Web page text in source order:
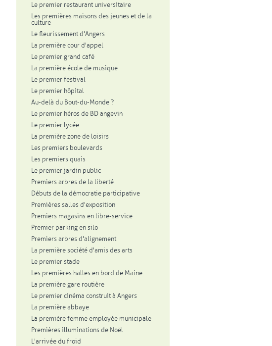
Le premier restaurant universitaire
Les premières maisons des jeunes et de la
culture
Le fleurissement d'Angers
La première cour d'appel
Le premier grand café
La première école de musique
Le premier festival
Le premier hôpital
Au-delà du Bout-du-Monde ?
Le premier héros de BD angevin
Le premier lycée
La première zone de loisirs
Les premiers boulevards
Les premiers quais
Le premier jardin public
Premiers arbres de la liberté
Débuts de la démocratie participative
Premières salles d'exposition
Premiers magasins en libre-service
Premier parking en silo
Premiers arbres d'alignement
La première société d'amis des arts
Le premier stade
Les premières halles en bord de Maine
La première gare routière
Le premier cinéma construit à Angers
La première abbaye
La première femme employée municipale
Premières illuminations de Noël
L'arrivée du froid